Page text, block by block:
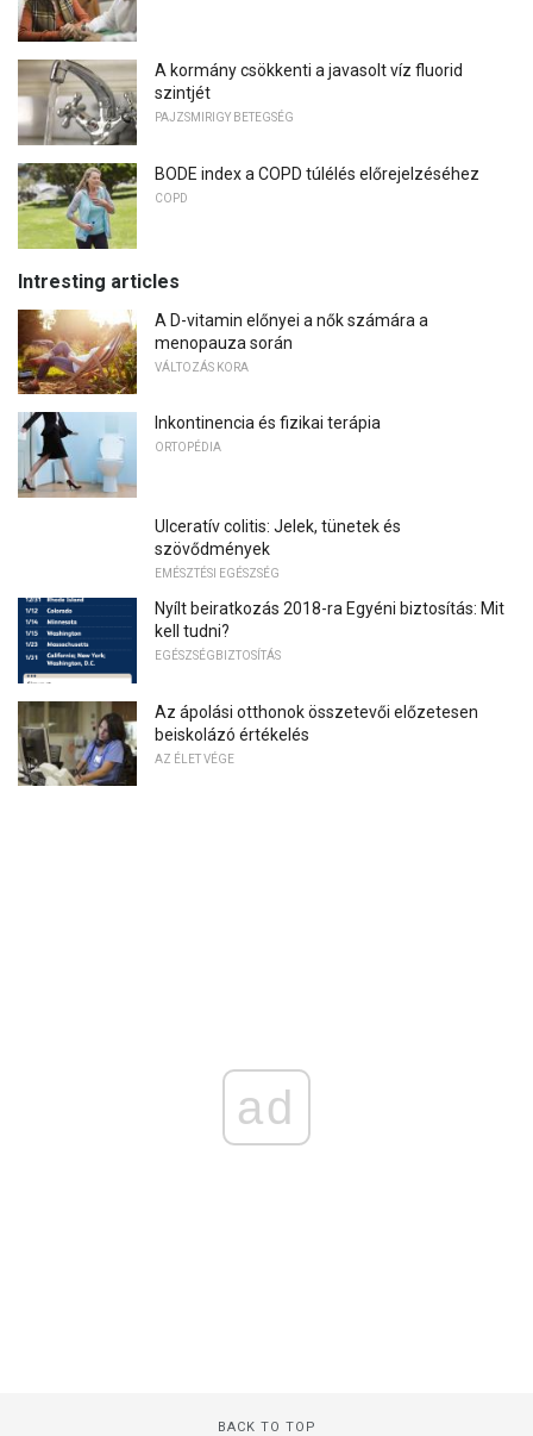
A kormány csökkenti a javasolt víz fluorid
szintjét
PAJZSMIRIGY BETEGSÉG
BODE index a COPD túlélés előrejelzéséhez
COPD
Intresting articles
A D-vitamin előnyei a nők számára a
menopauza során
VÁLTOZÁS KORA
Inkontinencia és fizikai terápia
ORTOPÉDIA
Ulceratív colitis: Jelek, tünetek és
szövődmények
EMÉSZTÉSI EGÉSZSÉG
Nyílt beiratkozás 2018-ra Egyéni biztosítás: Mit
kell tudni?
EGÉSZSÉGBIZTOSÍTÁS
Az ápolási otthonok összetevői előzetesen
beiskolázó értékelés
AZ ÉLET VÉGE
ad
BACK TO TOP